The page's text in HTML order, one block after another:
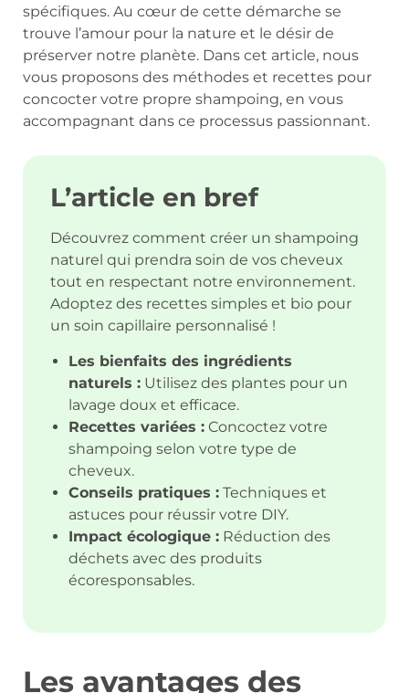
spécifiques. Au cœur de cette démarche se
trouve l’amour pour la nature et le désir de
préserver notre planète. Dans cet article, nous
vous proposons des méthodes et recettes pour
concocter votre propre shampoing, en vous
accompagnant dans ce processus passionnant.
L’article en bref
Découvrez comment créer un shampoing
naturel qui prendra soin de vos cheveux
tout en respectant notre environnement.
Adoptez des recettes simples et bio pour
un soin capillaire personnalisé !
Les bienfaits des ingrédients
naturels : Utilisez des plantes pour un
lavage doux et efficace.
Recettes variées : Concoctez votre
shampoing selon votre type de
cheveux.
Conseils pratiques : Techniques et
astuces pour réussir votre DIY.
Impact écologique : Réduction des
déchets avec des produits
écoresponsables.
Les avantages des